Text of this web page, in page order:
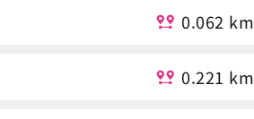
0.062 km
0.221 km